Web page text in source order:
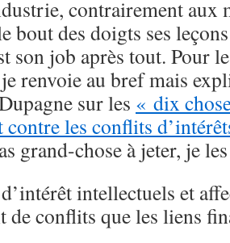
contrairement aux
bout des doigts ses
son job après tout. Pour
renvoie au bref mais
sur les « dix
contre les conflits
grand-chose à jeter, je
intellectuels et
de conflits que les liens